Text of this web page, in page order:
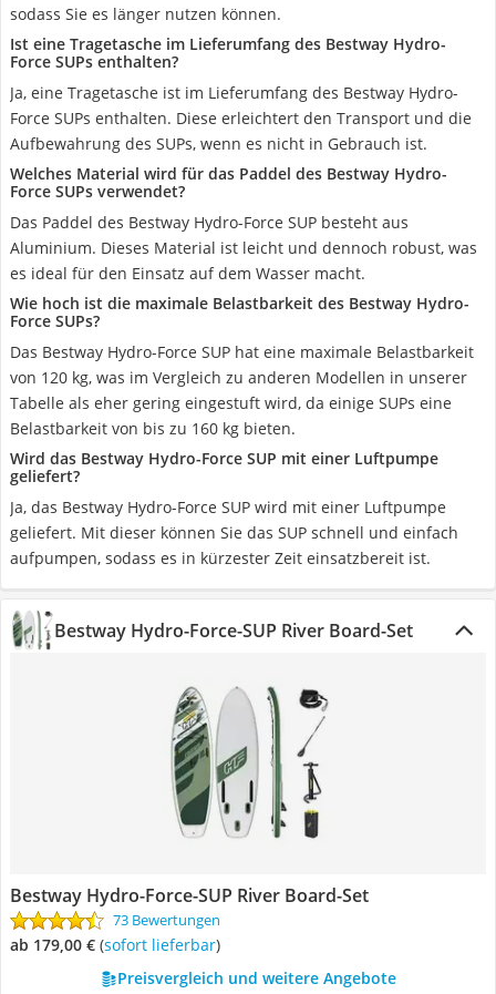
sodass Sie es länger nutzen können.
Ist eine Tragetasche im Lieferumfang des Bestway Hydro-
Force SUPs enthalten?
Ja, eine Tragetasche ist im Lieferumfang des Bestway Hydro-
Force SUPs enthalten. Diese erleichtert den Transport und die
Aufbewahrung des SUPs, wenn es nicht in Gebrauch ist.
Welches Material wird für das Paddel des Bestway Hydro-
Force SUPs verwendet?
Das Paddel des Bestway Hydro-Force SUP besteht aus
Aluminium. Dieses Material ist leicht und dennoch robust, was
es ideal für den Einsatz auf dem Wasser macht.
Wie hoch ist die maximale Belastbarkeit des Bestway Hydro-
Force SUPs?
Das Bestway Hydro-Force SUP hat eine maximale Belastbarkeit
von 120 kg, was im Vergleich zu anderen Modellen in unserer
Tabelle als eher gering eingestuft wird, da einige SUPs eine
Belastbarkeit von bis zu 160 kg bieten.
Wird das Bestway Hydro-Force SUP mit einer Luftpumpe
geliefert?
Ja, das Bestway Hydro-Force SUP wird mit einer Luftpumpe
geliefert. Mit dieser können Sie das SUP schnell und einfach
aufpumpen, sodass es in kürzester Zeit einsatzbereit ist.
Bestway Hydro-Force-SUP River Board-Set
Bestway Hydro-Force-SUP River Board-Set
73 Bewertungen
ab 179,00 € ( Sofort lieferbar)
Preisvergleich und weitere Angebote